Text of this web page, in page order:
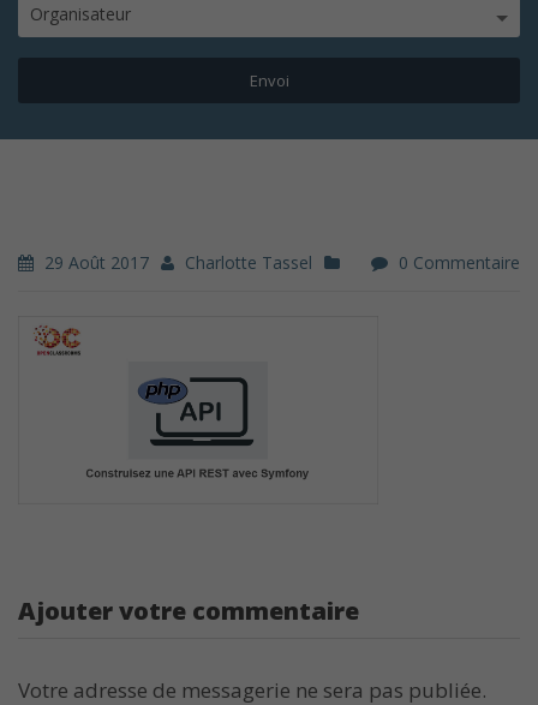
Organisateur
29 Août 2017 Charlotte Tassel 0 Commentaire
Ajouter votre commentaire
Votre adresse de messagerie ne sera pas publiée.